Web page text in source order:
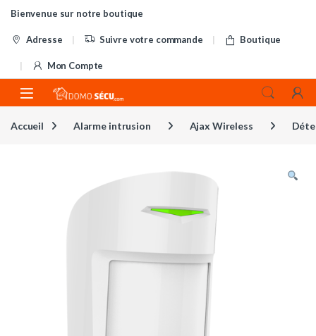
Skip to navigation
Skip to content
Bienvenue sur notre boutique
Adresse Suivre votre commande Boutique
Mon Compte
Accueil Alarme intrusion Ajax Wireless